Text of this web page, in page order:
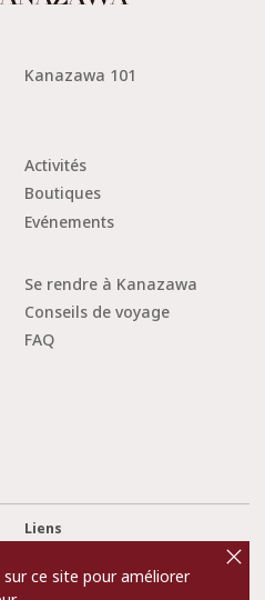
Kanazawa 101
Activités
Boutiques
Evénements
Se rendre à Kanazawa
Conseils de voyage
FAQ
Liens
ce site pour améliorer
o
s